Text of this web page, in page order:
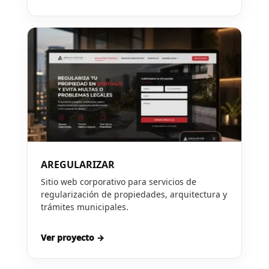
AREGULARIZAR
Sitio web corporativo para servicios de
regularización de propiedades, arquitectura y
trámites municipales.
Ver proyecto →